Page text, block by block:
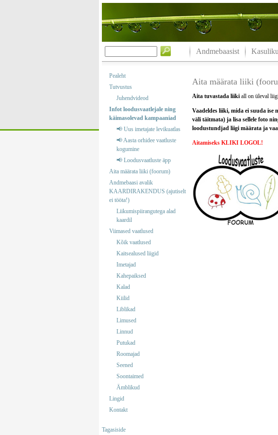
Andmebaasist
Pealeht
Tutvustus
Juhendvideod
Infot loodusvaatlejale ning
käimasolevad kampaaniad
📢 Uus imetajate levikuatlas
📢 Aasta orhidee vaatluste
kogumine
📢 Loodusvaatluste äpp
Aita määrata liiki (foorum)
Andmebaasi avalik
KAARDIRAKENDUS (ajutiselt
ei tööta!)
Liikumispiirangutega alad
kaardil
Viimased vaatlused
Kõik vaatlused
Kaitsealused liigid
Imetajad
Kahepaiksed
Kalad
Kiilid
Liblikad
Limused
Linnud
Putukad
Roomajad
Seened
Soontaimed
Ämblikud
Lingid
Kontakt
Tagasiside
Aita määrata liiki
Aita tuvastada liikiall on üleval liigi
Vaadeldes liiki, mida ei suuda ise
väli täitmata) ja lisa sellele foto
loodustundjad liigi määrata ja
Aitamiseks KLIKI LOGOL!